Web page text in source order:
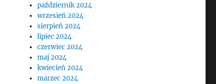
październik 2024
wrzesień 2024
sierpień 2024
lipiec 2024
czerwiec 2024
maj 2024
kwiecień 2024
marzec 2024